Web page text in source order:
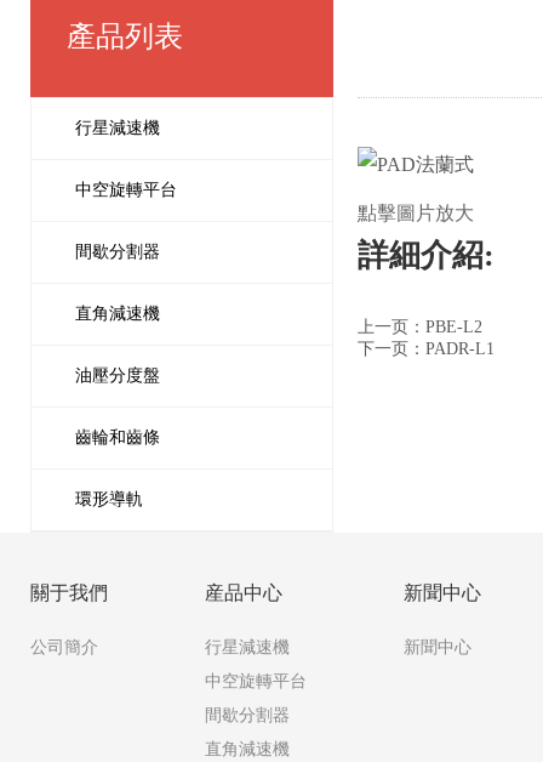
產品列表
行星減速機
中空旋轉平台
間歇分割器
直角減速機
油壓分度盤
齒輪和齒條
環形導軌
點擊圖片放大
詳細介紹:
上一页：PBE-L2
下一页：PADR-L1
關于我們
公司簡介
産品中心
行星減速機
中空旋轉平台
間歇分割器
直角減速機
新聞中心
新聞中心